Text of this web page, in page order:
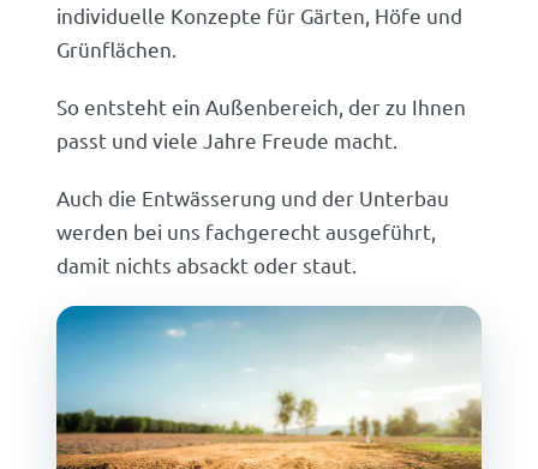
individuelle Konzepte für Gärten, Höfe und
Grünflächen.
So entsteht ein Außenbereich, der zu Ihnen
passt und viele Jahre Freude macht.
Auch die Entwässerung und der Unterbau
werden bei uns fachgerecht ausgeführt,
damit nichts absackt oder staut.